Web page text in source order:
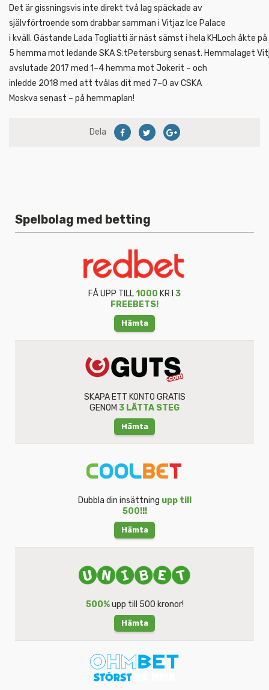
Det är gissningsvis inte direkt två lag späckade av
självförtroende som drabbar samman i Vitjaz Ice Palace
i kväll. Gästande Lada Togliatti är näst sämst i hela KHLoch åkte på
5 hemma mot ledande SKA S:tPetersburg senast. Hemmalaget
avslutade 2017 med 1–4 hemma mot Jokerit – och
inledde 2018 med att tvålas dit med 7–0 av CSKA
Moskva senast – på hemmaplan!
Dela
Spelbolag med betting
FÅ UPP TILL1000 KR I 3
FREEBETS!
Hämta
SKAPA ETT KONTO GRATIS
GENOM 3 LÄTTA STEG
Hämta
Dubbla din insättning upp till
500!!!
Hämta
500%upp till 500 kronor!
Hämta